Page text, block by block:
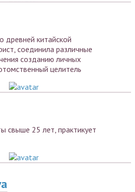
древней китайской
соединила различные
созданию личных
целитель
свыше 25 лет, практикует